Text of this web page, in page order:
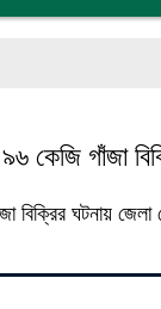
কেজি গাঁজা
বিক্রির ঘটনায়